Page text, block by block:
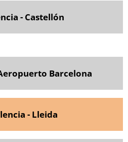
- Castellón
Barcelona
- Lleida